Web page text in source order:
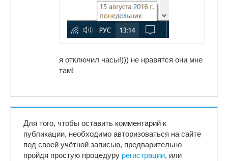
я отключил часы!))) не нравятся они мне
там!
Для того, чтобы оставить комментарий к
публикации, необходимо авторизоваться на сайте
под своей учётной записью, предварительно
пройдя простую процедуру регистрации, или